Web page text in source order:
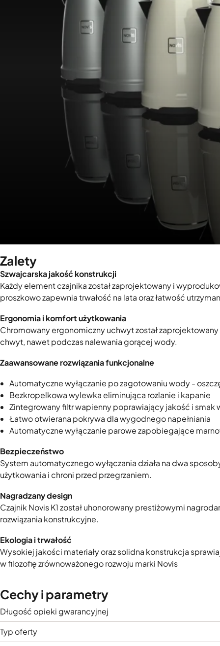
Zalety
Szwajcarska jakość konstrukcji
Każdy element czajnika został zaprojektowany i
proszkowo zapewnia trwałość na lata oraz łatwość
Ergonomia i komfort użytkowania
Chromowany ergonomiczny uchwyt został
chwyt, nawet podczas nalewania gorącej wody.
Zaawansowane rozwiązania funkcjonalne
Automatyczne wyłączanie po zagotowaniu wody -
Bezkropelkowa wylewka eliminująca rozlanie i kapanie
Zintegrowany filtr wapienny poprawiający jakość i smak
Łatwo otwierana pokrywa dla wygodnego napełniania
Automatyczne wyłączanie parowe zapobiegające
Bezpieczeństwo
System automatycznego wyłączania działa na dwa
użytkowania i chroni przed przegrzaniem.
Nagradzany design
Czajnik Novis K1 został uhonorowany prestiżowymi
rozwiązania konstrukcyjne.
Ekologia i trwałość
Wysokiej jakości materiały oraz solidna konstrukcja
w filozofię zrównoważonego rozwoju marki Novis
Cechy i parametry
Długość opieki gwarancyjnej
Typ oferty